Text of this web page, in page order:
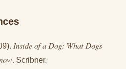
Inside of a Dog: What Dogs
. Scribner.